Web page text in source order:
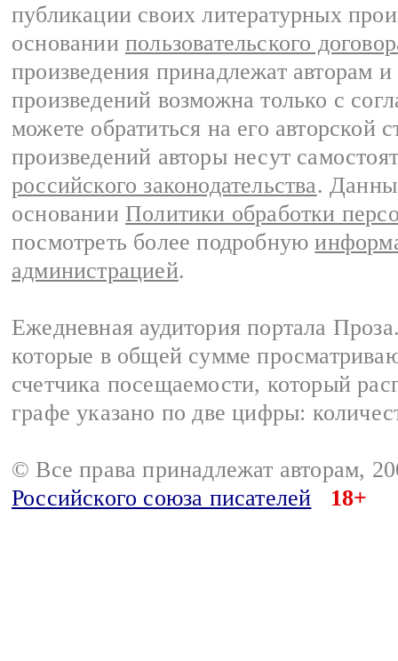
публикации своих литературных
основании пользовательского
произведения принадлежат авторам
произведений возможна только с
можете обратиться на его авторской
произведений авторы несут
российского законодательства.
основании Политики обработки
посмотреть более подробную
администрацией.
Ежедневная аудитория портала
которые в общей сумме
счетчика посещаемости, который
графе указано по две цифры:
© Все права принадлежат авторам,
Российского союза писателей
18+